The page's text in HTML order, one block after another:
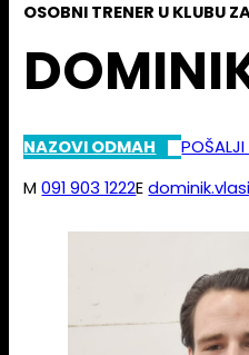
OSOBNI TRENER U KLUBU
NAZOVI ODMAH
M091 903 1222E